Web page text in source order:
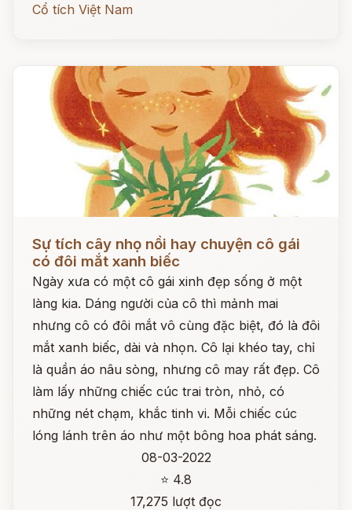
Cổ tích Việt Nam
Sự tích cây nhọ nồi hay chuyện cô gái
có đôi mắt xanh biếc
Ngày xưa có một cô gái xinh đẹp sống ở một
làng kia. Dáng người của cô thì mảnh mai
nhưng cô có đôi mắt vô cùng đặc biệt, đó là đôi
mắt xanh biếc, dài và nhọn. Cô lại khéo tay, chỉ
là quần áo nâu sòng, nhưng cô may rất đẹp. Cô
làm lấy những chiếc cúc trai tròn, nhỏ, có
những nét chạm, khắc tinh vi. Mỗi chiếc cúc
lóng lánh trên áo như một bông hoa phát sáng.
08-03-2022
⭐ 4.8
17,275 lượt đọc